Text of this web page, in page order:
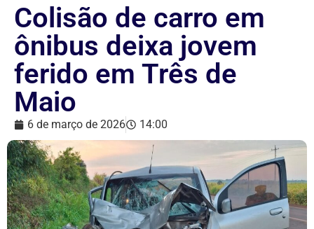
Colisão de carro em
ônibus deixa jovem
ferido em Três de
Maio
6 de março de 2026 14:00